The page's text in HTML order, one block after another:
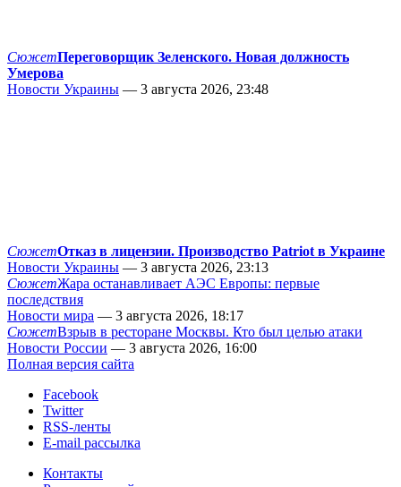
СюжетПереговорщик Зеленского. Новая должность
Умерова
Новости Украины — 3 августа 2026, 23:48
СюжетОтказ в лицензии. Производство Patriot в Украине
Новости Украины — 3 августа 2026, 23:13
СюжетЖара останавливает АЭС Европы: первые
последствия
Новости мира — 3 августа 2026, 18:17
СюжетВзрыв в ресторане Москвы. Кто был целью атаки
Новости России — 3 августа 2026, 16:00
Полная версия сайта
Facebook
Twitter
RSS-ленты
E-mail рассылка
Контакты